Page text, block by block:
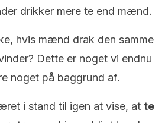
drikker mere te end mænd.
hvis mænd drak den samme
Dette er noget vi endnu
noget på baggrund af.
i stand til igen at vise, at te